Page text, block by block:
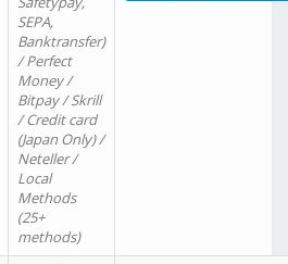
SEPA,
Banktransfer)
/ Perfect
Money /
Bitpay / Skrill
/ Credit card
(Japan Only) /
Neteller /
Local
Methods
(25+
methods)